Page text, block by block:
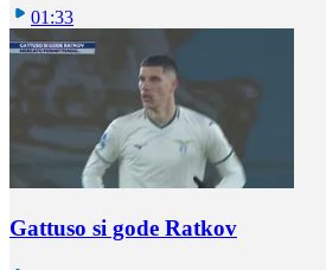
01:33
Gattuso si gode Ratkov